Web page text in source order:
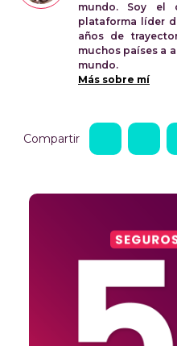
mundo. Soy el
plataforma líder
años de
muchos países a
mundo.
Más sobre mí
Compartir